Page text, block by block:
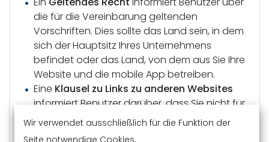
die für die Vereinbarung geltenden
Vorschriften. Dies sollte das Land sein, in dem
sich der Hauptsitz Ihres Unternehmens
befindet oder das Land, von dem aus Sie Ihre
Website und die mobile App betreiben.
Eine Klausel zu Links zu anderen Websites
informiert Benutzer darüber, dass Sie nicht für
verlinkte Websites von Dritten verantwortlich
Wir verwendet ausschließlich für die Funktion der
Seite notwendige Cookies.